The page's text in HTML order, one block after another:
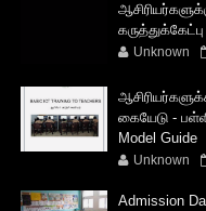
Unknown
கையேடு -
Model Guide
Unknown
Admission